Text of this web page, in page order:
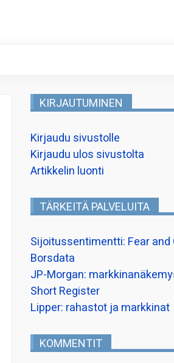
KIRJAUTUMINEN
Kirjaudu sivustolle
Kirjaudu ulos sivustolta
Artikkelin luonti
TÄRKEITÄ PALVELUITA
Sijoitussentimentti: Fear and
Borsdata
JP-Morgan:
Short Register
Lipper: rahastot ja markkinat
KOMMENTIT